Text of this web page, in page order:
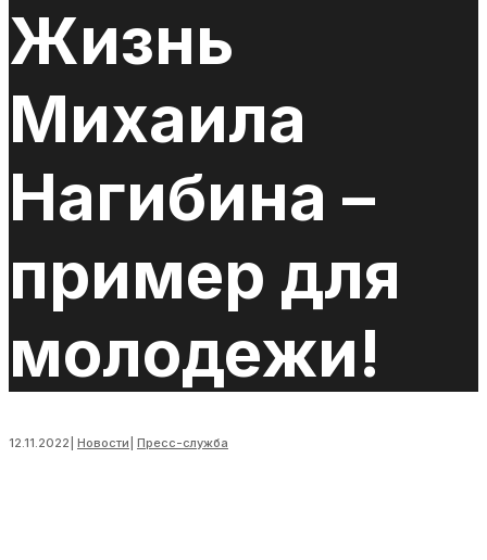
Жизнь
Михаила
Нагибина –
пример для
молодежи!
12.11.2022 Новости Пресс-служба